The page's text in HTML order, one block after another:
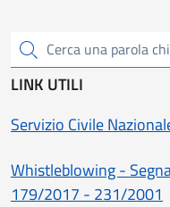
Cerca una parola chiave
LINK UTILI
Servizio Civile
Whistleblowing -
179/2017 - 231/2001